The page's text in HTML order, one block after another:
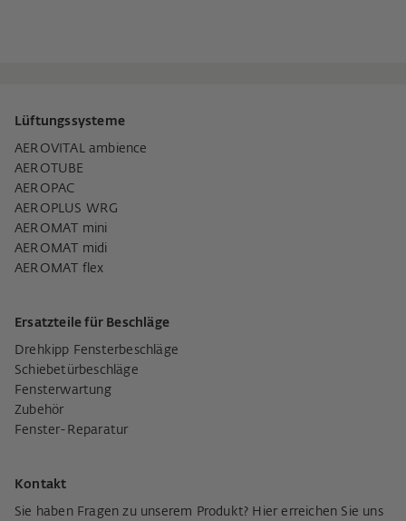
Lüftungssysteme
AEROVITAL ambience
AEROTUBE
AEROPAC
AEROPLUS WRG
AEROMAT mini
AEROMAT midi
AEROMAT flex
Ersatzteile für Beschläge
Drehkipp Fensterbeschläge
Schiebetürbeschläge
Fensterwartung
Zubehör
Fenster-Reparatur
Kontakt
Sie haben Fragen zu unserem Produkt? Hier erreichen Sie uns